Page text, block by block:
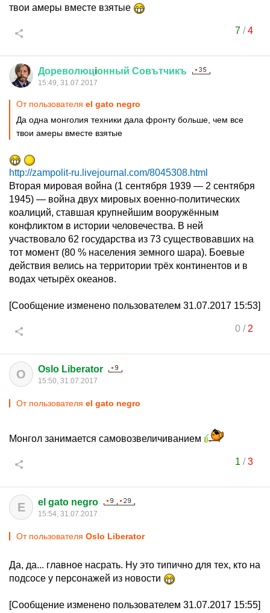
твои амеры вместе взятые
7/4
Дореволюцiонный Совътчикъ
15:49, 31.07.2017
От пользователя el gato negro
Да одна монголия техники дала фронту больше, чем все
твои амеры вместе взятые
http://zampolit-ru.livejournal.com/8045308.html
Вторая мировая война (1 сентября 1939 — 2 сентября
1945) — война двух мировых военно-политических
коалиций, ставшая крупнейшим вооружённым
конфликтом в истории человечества. В ней
участвовало 62 государства из 73 существовавших на
тот момент (80 % населения земного шара). Боевые
действия велись на территории трёх континентов и в
водах четырёх океанов.
[Сообщение изменено пользователем 31.07.2017 15:53]
0/ 2
O Oslo Liberator
15:50, 31.07.2017
От пользователя el gato negro
Монгол занимается самовозвеличиванием
1 /3
E el gato negro
15:54, 31.07.2017
От пользователя Oslo Liberator
Да, да... главное насрать. Ну это типично для тех, кто на
подсосе у персонажей из новости
[Сообщение изменено пользователем 31.07.2017 15:55]